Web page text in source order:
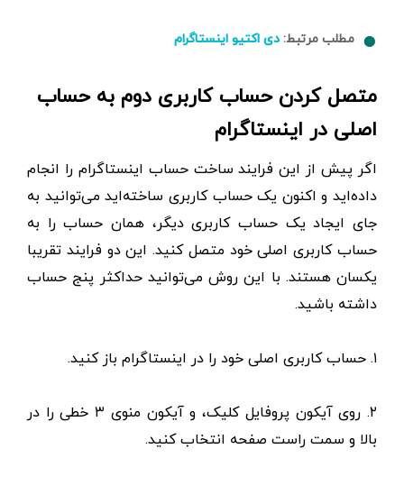
مطلب مرتبط:دی اکتیو اینستاگرام
متصل کردن حساب کاربری دوم به حساب
اصلی در اینستاگرام
اگر پیش از این فرایند ساخت حساب اینستاگرام را انجام
داده‌اید و اکنون یک حساب کاربری ساخته‌اید می‌توانید به
جای ایجاد یک حساب کاربری دیگر، همان حساب را به
حساب کاربری اصلی خود متصل کنید. این دو فرایند تقریبا
یکسان هستند. با این روش می‌توانید حداکثر پنج حساب
داشته باشید.
۱. حساب کاربری اصلی خود را در اینستاگرام باز کنید.
۲. روی آیکون پروفایل کلیک، و آیکون منوی ۳ خطی را در
بالا و سمت راست صفحه انتخاب کنید.